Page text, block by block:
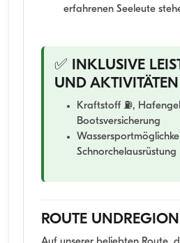
erfahrenen Seeleute
✅ INKLUSIVE
UND AKTIVITÄTEN
Kraftstoff ⛽,
Bootsversicherung
Schnorchelausrüstung
ROUTE UNDREGION